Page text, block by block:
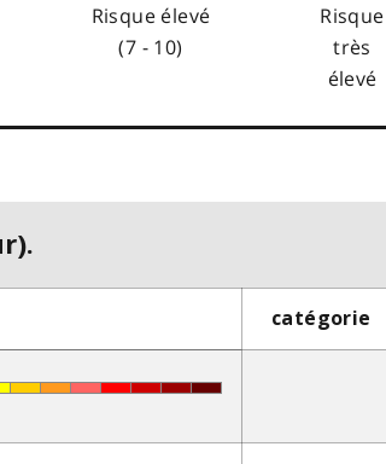
Risque élevé
(7 - 10)
Risque
très
élevé
catégorie